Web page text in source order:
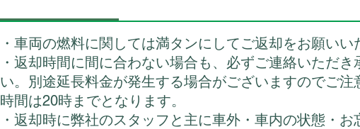
・車両の燃料に関しては満タンにしてご返却をお願いい
・返却時間に間に合わない場合も、必ずご連絡いただき
い。別途延長料金が発生する場合がございますのでご注
時間は20時までとなります。
・返却時に弊社のスタッフと主に車外・車内の状態・